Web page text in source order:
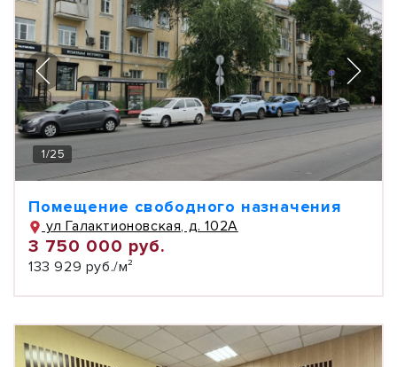
1/25
Помещение свободного назначения
ул Галактионовская, д. 102А
3 750 000 руб.
133 929 руб./м²